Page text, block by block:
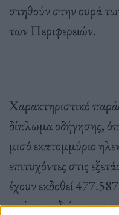
στηθούν στην ουρά
των Περιφερειών.
Χαρακτηριστικό
δίπλωμα οδήγησης,
μισό εκατομμύριο
επιτυχόντες στις
έχουν εκδοθεί
από τους ιδιώτες και